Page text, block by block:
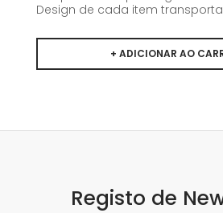
Design de cada item transporta
Registo de